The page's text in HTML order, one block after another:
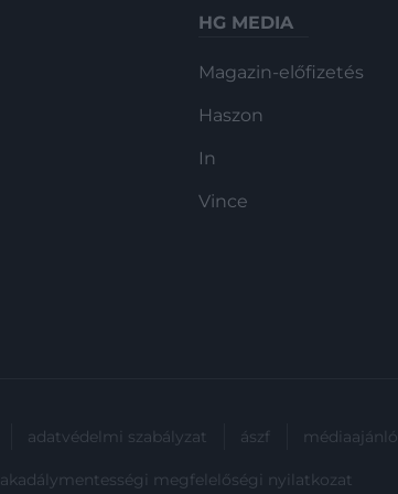
HG MEDIA
Magazin-előfizetés
Haszon
In
Vince
adatvédelmi szabályzat ászf médiaajánló
akadálymentességi megfelelőségi nyilatkozat